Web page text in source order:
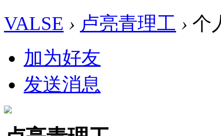
VALSE › 卢亮青理工 › 个
加为好友
发送消息